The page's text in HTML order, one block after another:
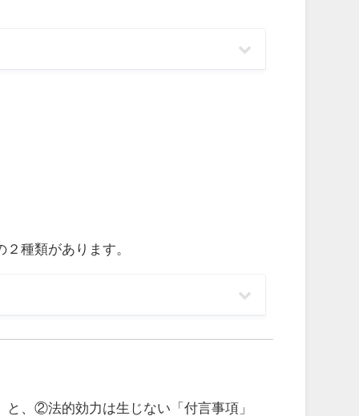
種類があります。
、②法的効力は生じない「付言事項」